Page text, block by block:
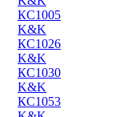
КС1005
K&K
КС1026
K&K
КС1030
K&K
КС1053